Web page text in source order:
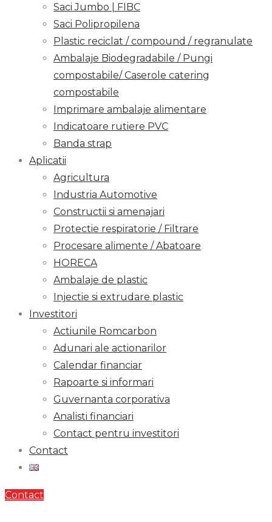
Saci Jumbo | FIBC
Saci Polipropilena
Plastic reciclat / compound / regranulate
Ambalaje Biodegradabile / Pungi
compostabile/ Caserole catering
compostabile
Imprimare ambalaje alimentare
Indicatoare rutiere PVC
Banda strap
Aplicatii
Agricultura
Industria Automotive
Constructii si amenajari
Protectie respiratorie / Filtrare
Procesare alimente / Abatoare
HORECA
Ambalaje de plastic
Injectie si extrudare plastic
Investitori
Actiunile Romcarbon
Adunari ale actionarilor
Calendar financiar
Rapoarte si informari
Guvernanta corporativa
Analisti financiari
Contact pentru investitori
Contact
Contact